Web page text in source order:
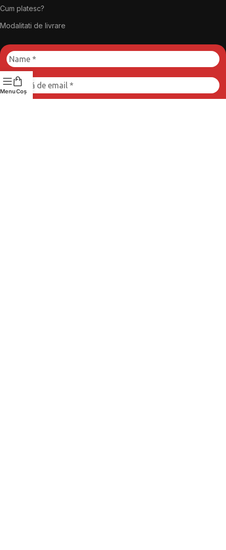
Cum platesc?
Modalitati de livrare
MenuCoș